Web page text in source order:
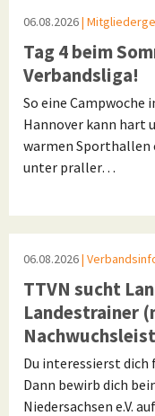
06.08.2026|
Tag 4 beim
Verbandsliga!
So eine Campwoche
Hannover kann hart
warmen Sporthallen
unter praller…
06.08.2026|
TTVN sucht
Landestrainer
Du interessierst
Dann bewirb dich
Niedersachsen e.V.